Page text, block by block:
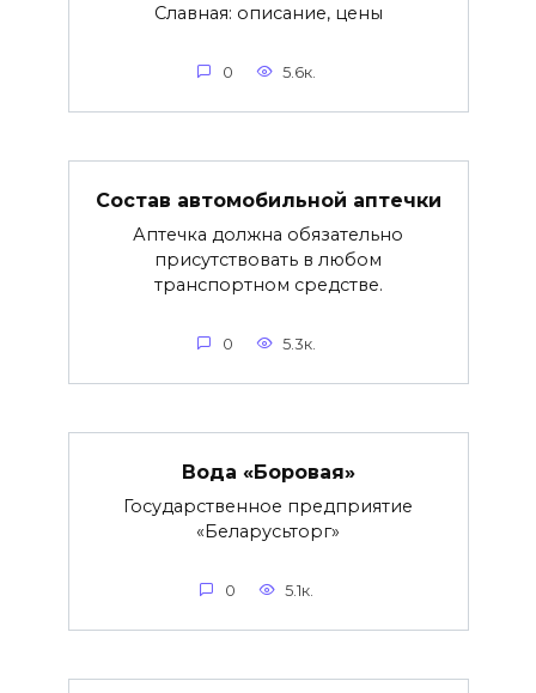
Славная: описание, цены
0 5.6к.
Состав автомобильной аптечки
Аптечка должна обязательно
присутствовать в любом
транспортном средстве.
0 5.3к.
Вода «Боровая»
Государственное предприятие
«Беларусьторг»
0 5.1к.